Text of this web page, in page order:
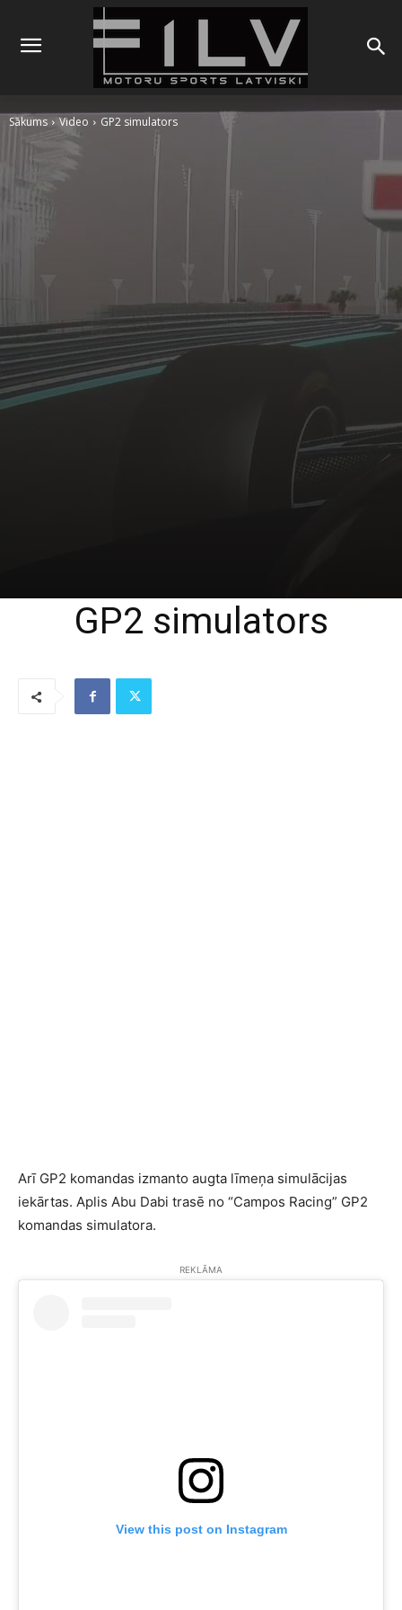
Sākums Video GP2 simulators
GP2 simulators
Arī GP2 komandas izmanto augta līmeņa simulācijas
iekārtas. Aplis Abu Dabi trasē no “Campos Racing” GP2
komandas simulatora.
REKLĀMA
View this post on Instagram